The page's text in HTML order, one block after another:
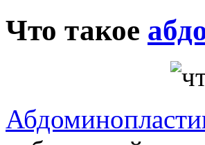
Что такое